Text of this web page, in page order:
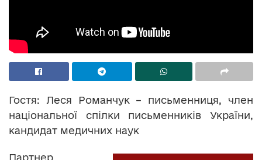
Гостя: Леся Романчук – письменниця, член
національної спілки письменників України,
кандидат медичних наук
Партнер